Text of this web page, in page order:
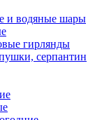
и водяные шары
гирлянды
серпантин